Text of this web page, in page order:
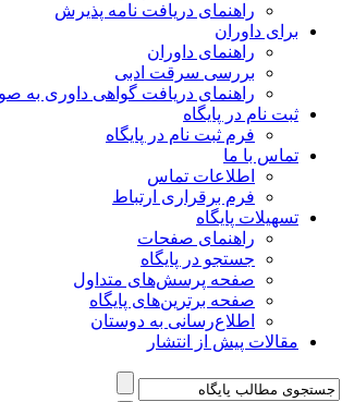
راهنمای دریافت نامه پذیرش
برای داوران
راهنمای داوران
بررسی سرقت ادبی
راهنمای دریافت گواهی داوری به
ثبت نام در پایگاه
فرم ثبت نام در پایگاه
تماس با ما
اطلاعات تماس
فرم برقراری ارتباط
تسهیلات پایگاه
راهنمای صفحات
جستجو در پایگاه
صفحه پرسش‌های متداول
صفحه برترین‌های پایگاه
اطلاع‌رسانی به دوستان
مقالات پیش از انتشار